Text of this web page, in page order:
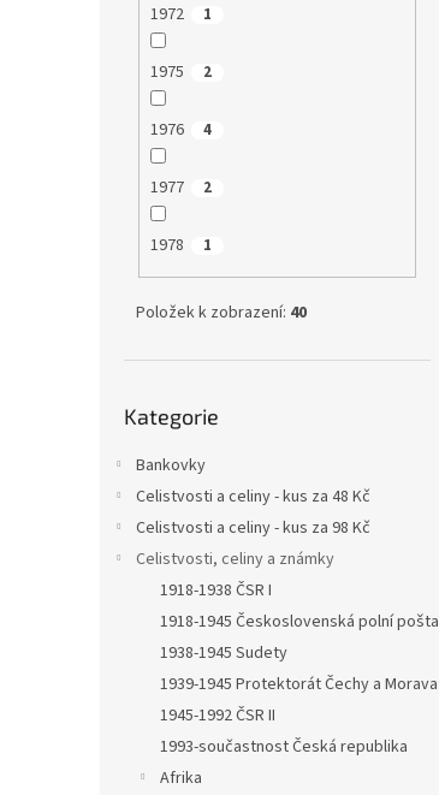
1972 1
1975 2
1976 4
1977 2
1978 1
Položek k zobrazení: 40
kategorie
Kategorie
Bankovky
Celistvosti a celiny - kus za 48 Kč
Celistvosti a celiny - kus za 98 Kč
Celistvosti, celiny a známky
1918-1938 ČSR I
1918-1945 Československá polní pošta
1938-1945 Sudety
1939-1945 Protektorát Čechy a Morava
1945-1992 ČSR II
1993-součastnost Česká republika
Afrika